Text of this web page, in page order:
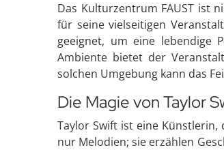
Das Kulturzentrum FAUST ist
für seine vielseitigen
geeignet, um eine lebendige
Ambiente bietet der
solchen Umgebung kann das
Die Magie von Taylor
Taylor Swift ist eine
nur Melodien; sie erzählen